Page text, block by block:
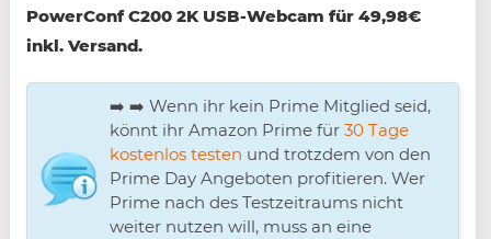
PowerConf C200 2K USB-Webcam für 49,98€
inkl. Versand.
➡️ ➡️ Wenn ihr kein Prime Mitglied seid,
könnt ihr Amazon Prime für 30 Tage
kostenlos testen und trotzdem von den
Prime Day Angeboten profitieren. Wer
Prime nach des Testzeitraums nicht
weiter nutzen will, muss an eine